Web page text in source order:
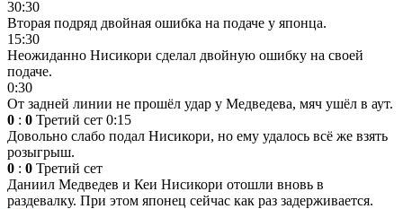
30:30
Вторая подряд двойная ошибка на подаче у японца.
15:30
Неожиданно Нисикори сделал двойную ошибку на своей
подаче.
0:30
От задней линии не прошёл удар у Медведева, мяч ушёл в аут.
0 : 0 Третий сет 0:15
Довольно слабо подал Нисикори, но ему удалось всё же взять
розыгрыш.
0 : 0 Третий сет
Даниил Медведев и Кеи Нисикори отошли вновь в
раздевалку. При этом японец сейчас как раз задерживается.